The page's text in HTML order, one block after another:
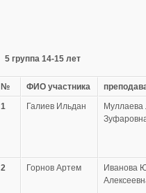
5 группа 14-15 лет
№ ФИО участника
1
Галиев Ильдан
Муллаева
2 Горнов Артем
Иванова